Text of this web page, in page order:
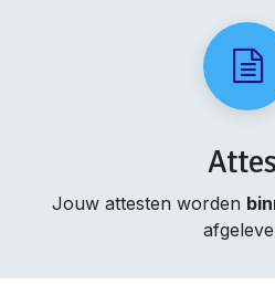
Jouw attesten worden